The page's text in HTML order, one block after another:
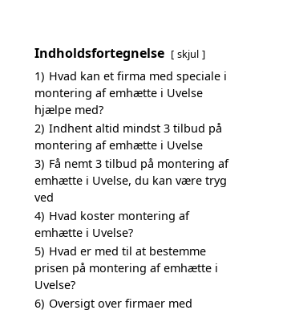
Indholdsfortegnelse skjul
1) Hvad kan et firma med speciale i
montering af emhætte i Uvelse
hjælpe med?
2) Indhent altid mindst 3 tilbud på
montering af emhætte i Uvelse
3) Få nemt 3 tilbud på montering af
emhætte i Uvelse, du kan være tryg
ved
4) Hvad koster montering af
emhætte i Uvelse?
5) Hvad er med til at bestemme
prisen på montering af emhætte i
Uvelse?
6) Oversigt over firmaer med